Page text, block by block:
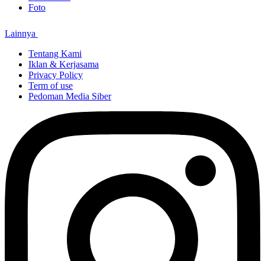
Foto
Lainnya
Tentang Kami
Iklan & Kerjasama
Privacy Policy
Term of use
Pedoman Media Siber